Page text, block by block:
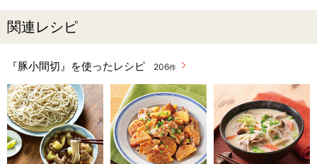
関連レシピ
『豚小間切』を使ったレシピ 206件